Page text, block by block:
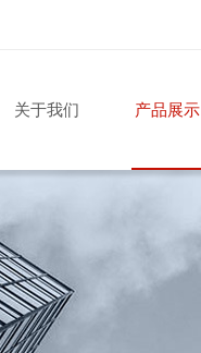
关于我们 产品展示